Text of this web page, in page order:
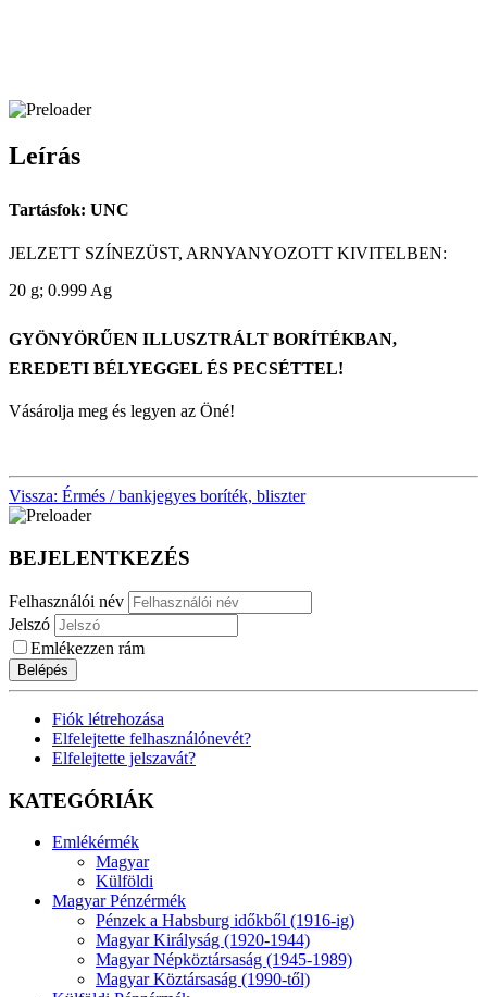
Leírás
Tartásfok: UNC
JELZETT SZÍNEZÜST, ARNYANYOZOTT KIVITELBEN:
20 g; 0.999 Ag
GYÖNYÖRŰEN ILLUSZTRÁLT BORÍTÉKBAN,
EREDETI BÉLYEGGEL ÉS PECSÉTTEL!
Vásárolja meg és legyen az Öné!
Vissza: Érmés / bankjegyes boríték, bliszter
BEJELENTKEZÉS
Felhasználói név
Jelszó
Emlékezzen rám
Belépés
Fiók létrehozása
Elfelejtette felhasználónevét?
Elfelejtette jelszavát?
KATEGÓRIÁK
Emlékérmék
Magyar
Külföldi
Magyar Pénzérmék
Pénzek a Habsburg időkből (1916-ig)
Magyar Királyság (1920-1944)
Magyar Népköztársaság (1945-1989)
Magyar Köztársaság (1990-től)